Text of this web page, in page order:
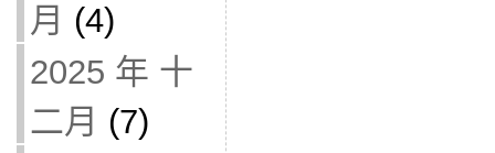
月 (4)
2025 年 十
二月 (7)